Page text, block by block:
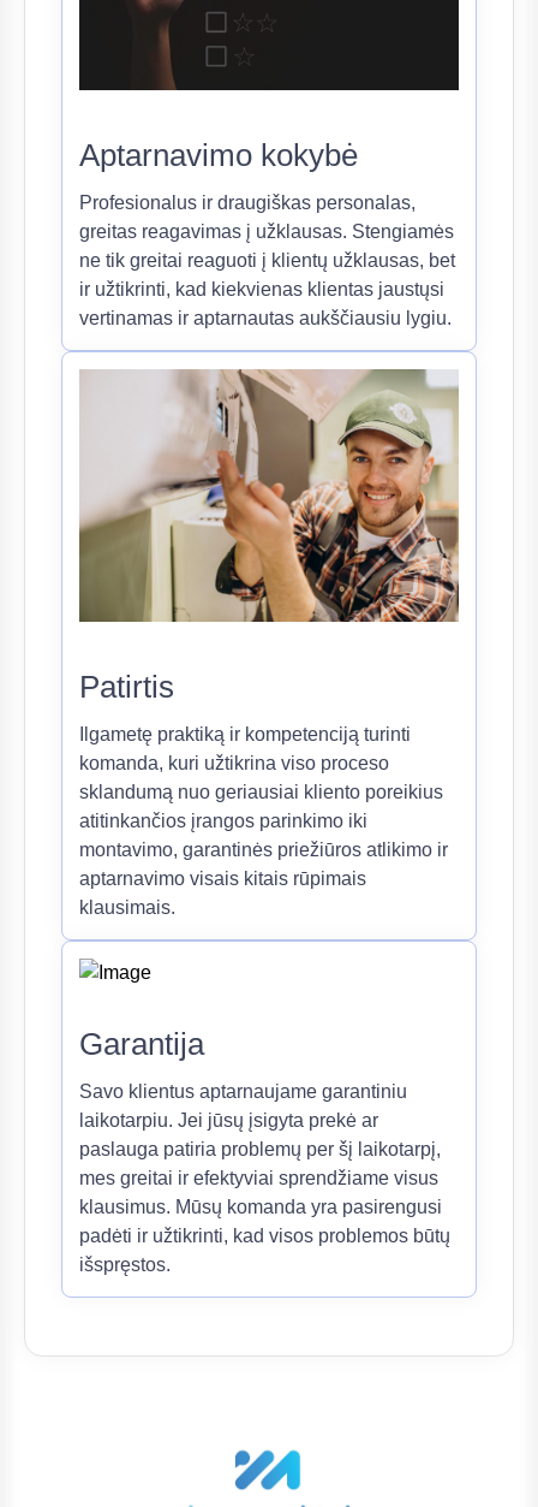
Aptarnavimo kokybė
Profesionalus ir draugiškas personalas,
greitas reagavimas į užklausas. Stengiamės
ne tik greitai reaguoti į klientų užklausas, bet
ir užtikrinti, kad kiekvienas klientas jaustųsi
vertinamas ir aptarnautas aukščiausiu lygiu.
Patirtis
Ilgametę praktiką ir kompetenciją turinti
komanda, kuri užtikrina viso proceso
sklandumą nuo geriausiai kliento poreikius
atitinkančios įrangos parinkimo iki
montavimo, garantinės priežiūros atlikimo ir
aptarnavimo visais kitais rūpimais
klausimais.
Garantija
Savo klientus aptarnaujame garantiniu
laikotarpiu. Jei jūsų įsigyta prekė ar
paslauga patiria problemų per šį laikotarpį,
mes greitai ir efektyviai sprendžiame visus
klausimus. Mūsų komanda yra pasirengusi
padėti ir užtikrinti, kad visos problemos būtų
išspręstos.